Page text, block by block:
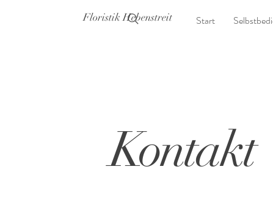
Floristik Hebenstreit Start
Kontakt